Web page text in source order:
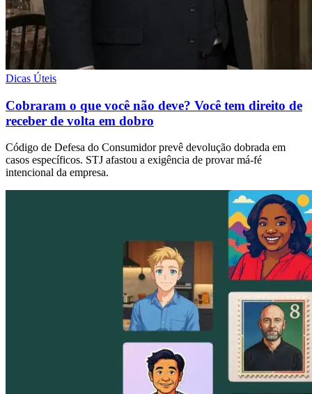
Dicas Úteis
Cobraram o que você não deve? Você tem direito de
receber de volta em dobro
Código de Defesa do Consumidor prevê devolução dobrada em
casos específicos. STJ afastou a exigência de provar má-fé
intencional da empresa.